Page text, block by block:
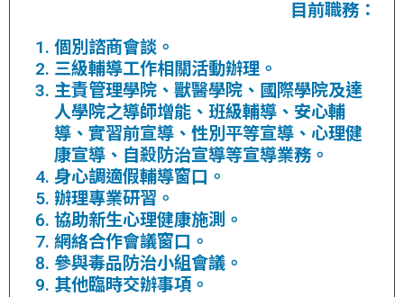
目前職務：
個別諮商會談。
三級輔導工作相關活動辦理。
主責管理學院、獸醫學院、國際學院及達
人學院之導師增能、班級輔導、安心輔
導、實習前宣導、性別平等宣導、心理健
康宣導、自殺防治宣導等宣導業務。
身心調適假輔導窗口。
辦理專業研習。
協助新生心理健康施測。
網絡合作會議窗口。
參與毒品防治小組會議。
其他臨時交辦事項。